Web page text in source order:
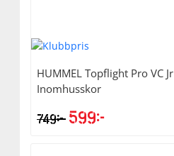
HUMMEL Topflight Pro VC Jr
Inomhusskor
749kr 599kr